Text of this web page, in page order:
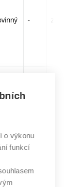
- zá,zk
o výkonu
funkcí